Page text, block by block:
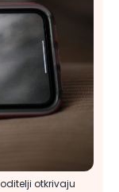
otkrivaju